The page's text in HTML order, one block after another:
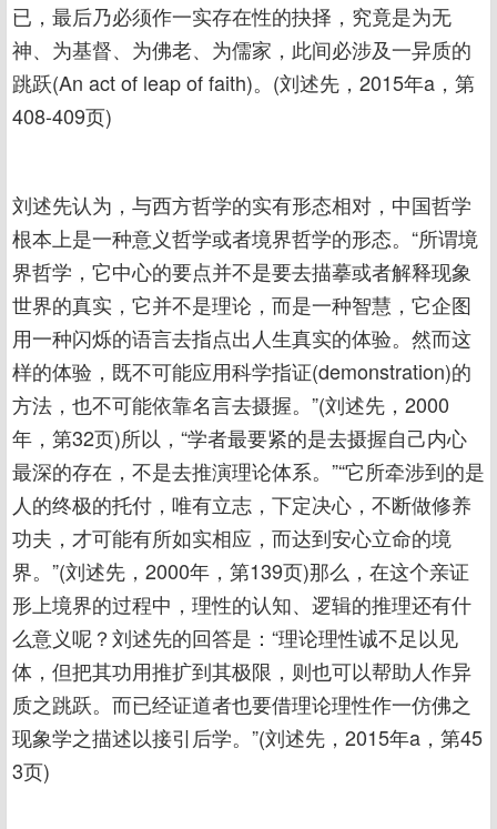
已，最后乃必须作一实存在性的抉择，究竟是为无
神、为基督、为佛老、为儒家，此间必涉及一异质的
跳跃(An act of leap of faith)。(刘述先，2015年a，第
408-409页)
刘述先认为，与西方哲学的实有形态相对，中国哲学
根本上是一种意义哲学或者境界哲学的形态。“所谓境
界哲学，它中心的要点并不是要去描摹或者解释现象
世界的真实，它并不是理论，而是一种智慧，它企图
用一种闪烁的语言去指点出人生真实的体验。然而这
样的体验，既不可能应用科学指证(demonstration)的
方法，也不可能依靠名言去摄握。”(刘述先，2000
年，第32页)所以，“学者最要紧的是去摄握自己内心
最深的存在，不是去推演理论体系。”“它所牵涉到的是
人的终极的托付，唯有立志，下定决心，不断做修养
功夫，才可能有所如实相应，而达到安心立命的境
界。”(刘述先，2000年，第139页)那么，在这个亲证
形上境界的过程中，理性的认知、逻辑的推理还有什
么意义呢？刘述先的回答是：“理论理性诚不足以见
体，但把其功用推扩到其极限，则也可以帮助人作异
质之跳跃。而已经证道者也要借理论理性作一仿佛之
现象学之描述以接引后学。”(刘述先，2015年a，第45
3页)